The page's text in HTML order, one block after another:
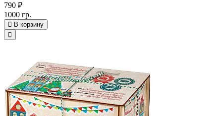
790 ₽
1000 гр.
В корзину